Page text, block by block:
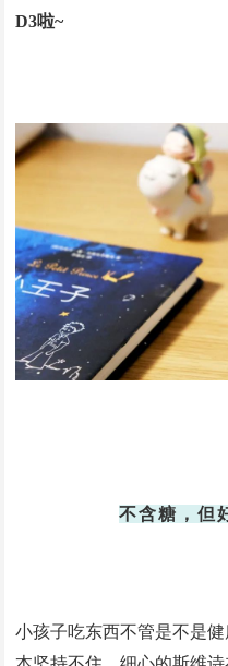
D3啦~
不含糖，但
小孩子吃东西不管是不是